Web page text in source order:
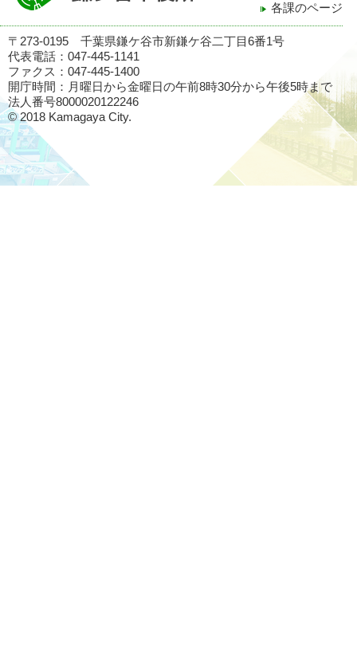
各課のページ
〒273-0195 千葉県鎌ケ谷市新鎌ケ谷二丁目6番1号
代表電話：047-445-1141
ファクス：047-445-1400
開庁時間：月曜日から金曜日の午前8時30分から午後5時まで
法人番号8000020122246
© 2018 Kamagaya City.